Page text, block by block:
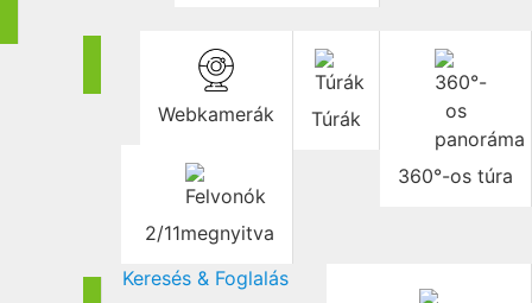
360°-os túra
Túrák
Webkamerák
2/11megnyitva
Keresés & Foglalás